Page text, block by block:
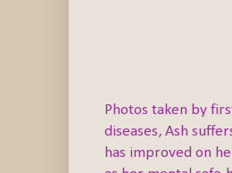
Photos taken by
diseases, Ash
has improved on